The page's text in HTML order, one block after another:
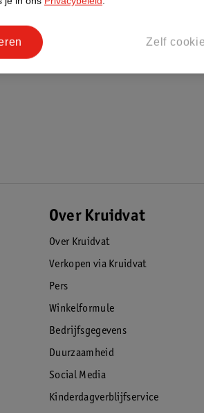
Over Kruidvat
Over Kruidvat
Verkopen via Kruidvat
Pers
Winkelformule
Bedrijfsgegevens
Duurzaamheid
Social Media
Kinderdagverblijfservice
Zelf